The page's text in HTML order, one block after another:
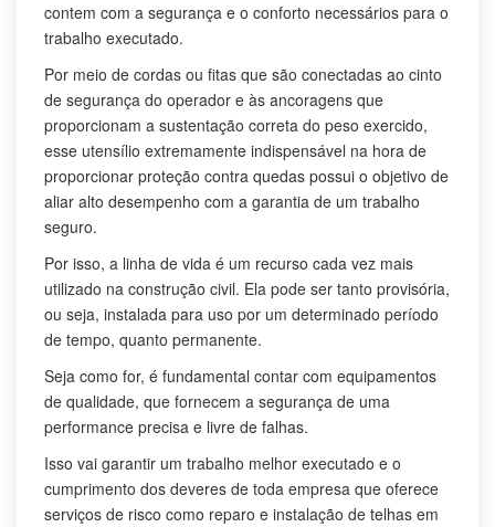
contem com a segurança e o conforto necessários para o
trabalho executado.
Por meio de cordas ou fitas que são conectadas ao cinto
de segurança do operador e às ancoragens que
proporcionam a sustentação correta do peso exercido,
esse utensílio extremamente indispensável na hora de
proporcionar proteção contra quedas possui o objetivo de
aliar alto desempenho com a garantia de um trabalho
seguro.
Por isso, a linha de vida é um recurso cada vez mais
utilizado na construção civil. Ela pode ser tanto provisória,
ou seja, instalada para uso por um determinado período
de tempo, quanto permanente.
Seja como for, é fundamental contar com equipamentos
de qualidade, que fornecem a segurança de uma
performance precisa e livre de falhas.
Isso vai garantir um trabalho melhor executado e o
cumprimento dos deveres de toda empresa que oferece
serviços de risco como reparo e instalação de telhas em